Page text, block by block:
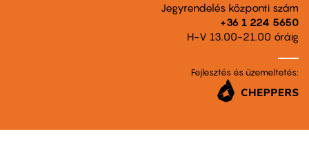
Jegyrendelés központi szám
+36 1 224 5650
H-V 13.00-21.00 óráig
Fejlesztés és üzemeltetés: